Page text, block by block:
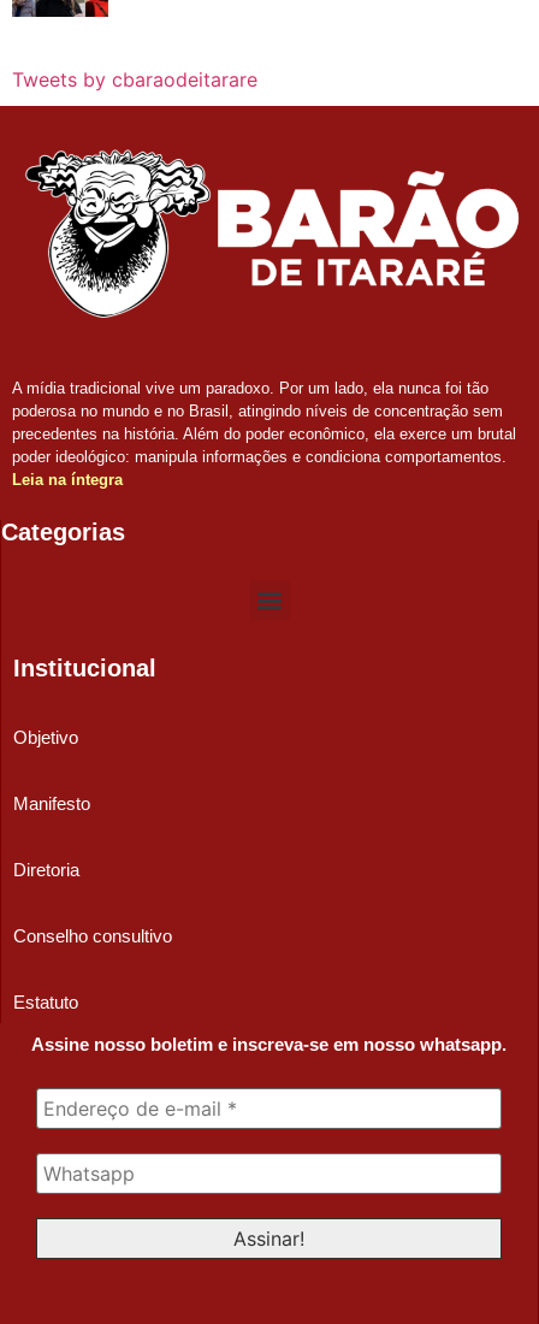
Tweets by cbaraodeitarare
A mídia tradicional vive um paradoxo. Por um lado, ela nunca foi tão
poderosa no mundo e no Brasil, atingindo níveis de concentração sem
precedentes na história. Além do poder econômico, ela exerce um brutal
poder ideológico: manipula informações e condiciona comportamentos.
Leia na íntegra
Categorias
Institucional
Objetivo
Manifesto
Diretoria
Conselho consultivo
Estatuto
Assine nosso boletim e inscreva-se em nosso whatsapp.